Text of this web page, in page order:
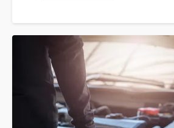
des codes d'erreur à
du système ? Prenez
ligne dès maintenant pour
diagnostic fiable de votre